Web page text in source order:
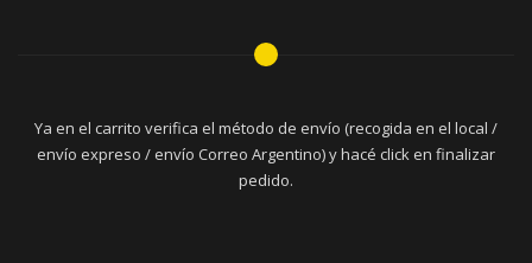
Ya en el carrito verifica el método de envío (recogida en el local /
envío expreso / envío Correo Argentino) y hacé click en finalizar
pedido.